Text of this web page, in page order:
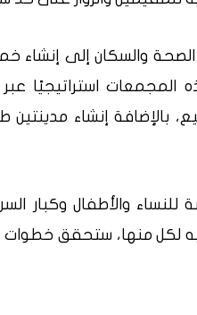
الصحة والسكان إلى
هذه المجمعات
بالإضافة إنشاء مدينتين
للنساء والأطفال وكبار
6 مليارات جنيه لكل منها،